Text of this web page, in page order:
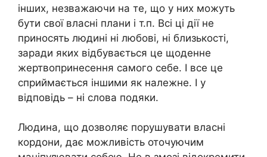
інших, незважаючи на те, що у них можуть
бути свої власні плани і т.п. Всі ці дії не
приносять людині ні любові, ні близькості,
заради яких відбувається це щоденне
жертвопринесення самого себе. І все це
сприймається іншими як належне. І у
відповідь – ні слова подяки.
Людина, що дозволяє порушувати власні
кордони, дає можливість оточуючим